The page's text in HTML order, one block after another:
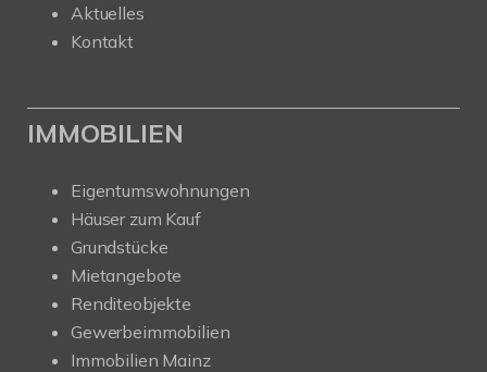
Aktuelles
Kontakt
IMMOBILIEN
Eigentumswohnungen
Häuser zum Kauf
Grundstücke
Mietangebote
Renditeobjekte
Gewerbeimmobilien
Immobilien Mainz